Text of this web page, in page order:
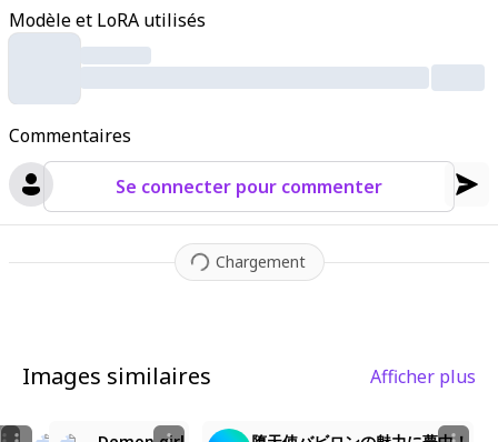
Commentaires
Se connecter pour commenter
Chargement
aser beams, pink and cyan light
high contrast lighting
thick lineart, vivid colors, candy color palette, pop art st
yle, detailed background
c lighting), masterpiece
s,
Modèle et LoRA utilisés
Images similaires Afficher plus